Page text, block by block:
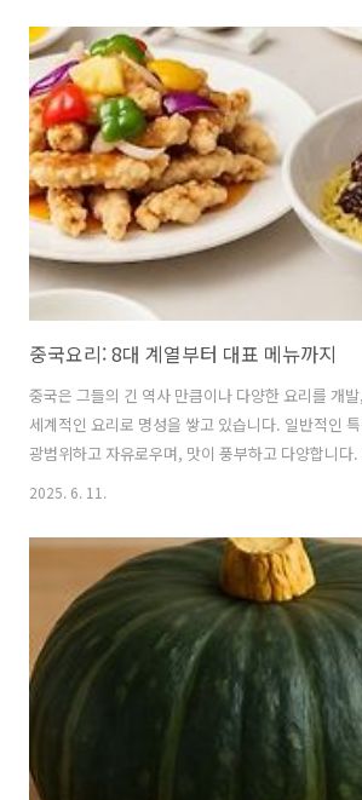
자탕이란 무엇인가요?감자탕은 돼지등뼈를 주재료
깻잎 등 다양한 채소와 양념을 넣어 끓인 한국 전통
‘감자’가 들어가지만, 감자탕의 기원은 감자와는 무
적입니다.한 가지 설은 돼지등뼈의 척수를 ‘감자’라
또 다른 설은 등뼈의 특정 부위를 ‘감자뼈’라 부르
..
중국요리: 8대 계열부터 대표 메뉴까지
중국은 그들의 긴 역사 만큼이나 다양한 요리를 개
세계적인 요리로 명성을 쌓고 있습니다. 일반적인
광범위하고 자유로우며, 맛이 풍부하고 다양합니다
어 세계 2대 요리로 꼽히고 있는 중국요리는 그 종류
식들을 다 맛보는 것"이라고 말할 정도입니다. 1. 중
전 과정 🍜 중국요리가 세계적인 음식이 된 배경중국
중국요리 또한 발전해 왔습니다.중국 이외의 음식재
여 각 지방의 음식재료와 함께 발전시켜온 것이 오
화요리입니다.중국요리가 오늘날 세계적인 인기를
광활한..
2025. 6. 11.